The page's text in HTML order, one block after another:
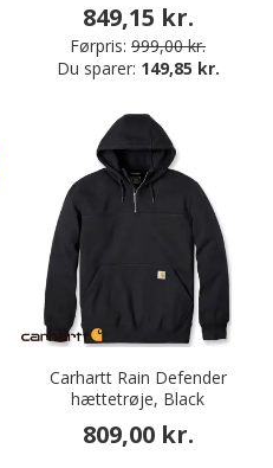
849,15 kr.
Førpris: 999,00 kr.
Du sparer: 149,85 kr.
Carhartt Rain Defender
hættetrøje, Black
809,00 kr.